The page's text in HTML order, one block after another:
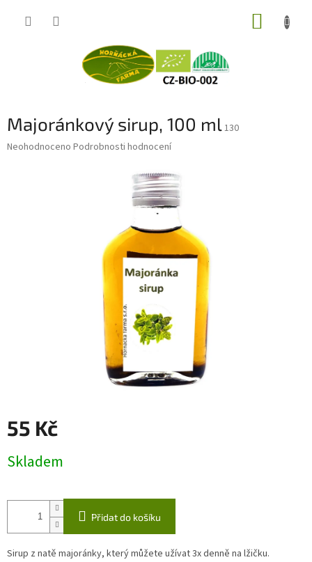
Majoránkový sirup, 100 ml130
Průměrné
Neohodnoceno Podrobnosti hodnocení
55 Kč
cena:
Skladem
Přidat do košíku
Sirup z natě majoránky, který můžete užívat 3x denně na lžičku.